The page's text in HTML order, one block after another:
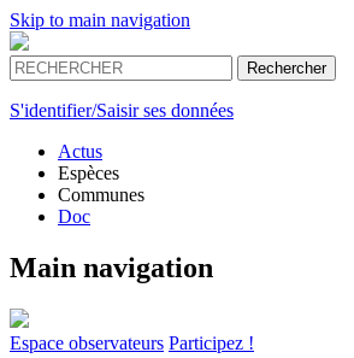
Skip to main navigation
S'identifier/Saisir ses données
Actus
Espèces
Communes
Doc
Main navigation
Espace observateurs Participez !